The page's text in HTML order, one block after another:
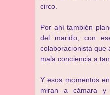
circo.
Por ahí también
del marido, con
colaboracionista que
mala conciencia a
Y esos momentos
miran a cámara y